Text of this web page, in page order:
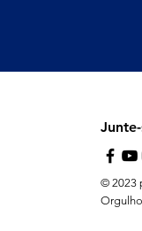
© 2023